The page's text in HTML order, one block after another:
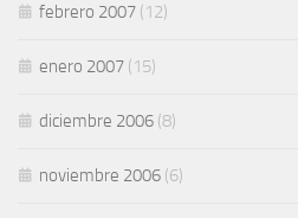
febrero 2007 (12)
enero 2007 (15)
diciembre 2006 (8)
noviembre 2006 (6)